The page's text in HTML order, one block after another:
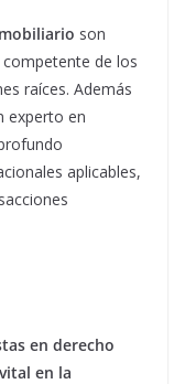
son
de los
raíces. Además
experto en
aplicables,
en derecho
en la